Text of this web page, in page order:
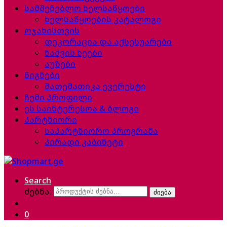
სამშენებლო ხელსაწყოები
ხელსაწყოების კატალოგი
ოჯახისთვის
დეკორაცია და აქსესუარები
ნაძვის ხეები
აუზები
წიგნები
მათემათიკა ევერესტი
ჩემი პროფილი
ეს საინტერესოა & ბლოგი
პარტნიორი
საპარტნიორო პროგრამა
პირადი კაბინეტი
Search
ძებნა:
ძიება
0